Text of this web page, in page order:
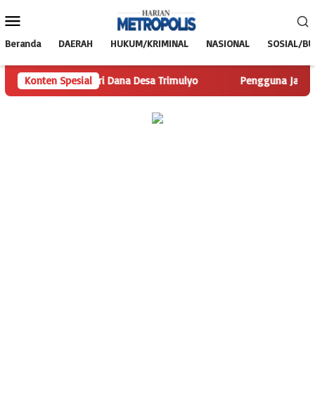
ke
Mobile
Beranda DAERAH HUKUM/KRIMINAL NASIONAL SOSIAL/
Konten Spesial
Telusuri Dana Desa Trimulyo Pengguna Jalan